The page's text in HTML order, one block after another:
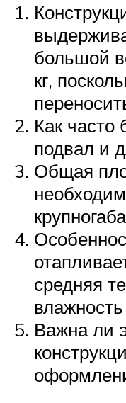
большой
кг,
Как часто
подвал и
Общая
средняя
Важна ли